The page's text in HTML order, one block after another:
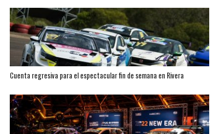
Cuenta regresiva para el espectacular fin de semana en Rivera